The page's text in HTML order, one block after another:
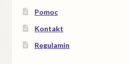
Pomoc
Kontakt
Regulamin